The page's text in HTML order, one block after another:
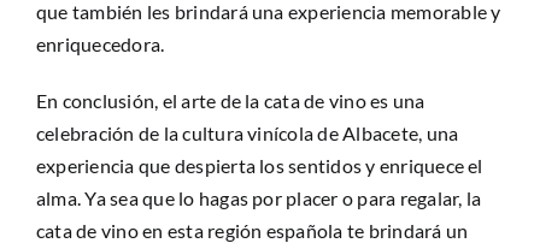
que también les brindará una experiencia memorable y
enriquecedora.
En conclusión, el arte de la cata de vino es una
celebración de la cultura vinícola de Albacete, una
experiencia que despierta los sentidos y enriquece el
alma. Ya sea que lo hagas por placer o para regalar, la
cata de vino en esta región española te brindará un